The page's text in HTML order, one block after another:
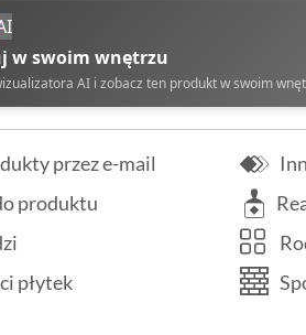
w swoim wnętrzu
AI i zobacz ten produkt w swoim
przez e-mail
produktu
płytek